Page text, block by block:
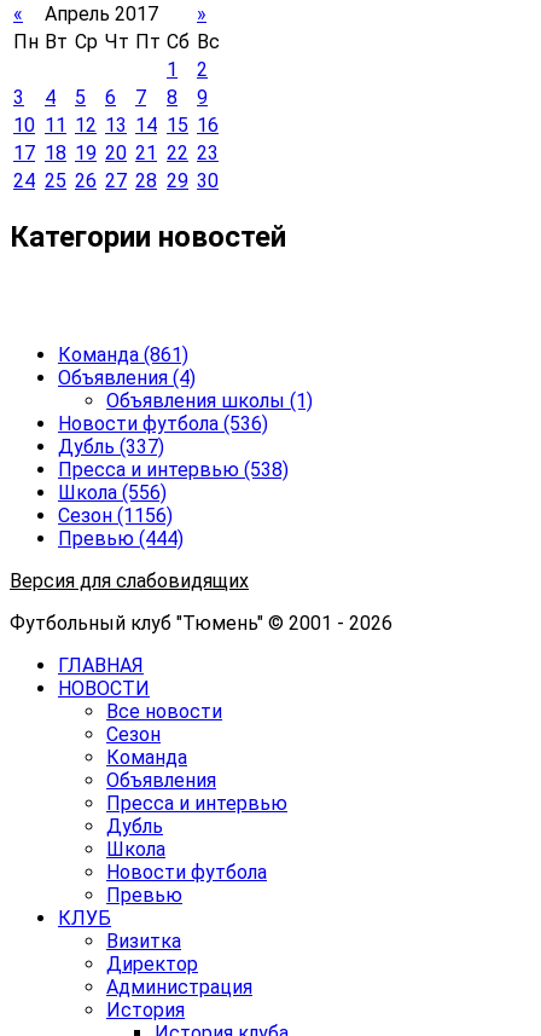
« Апрель 2017
»
Пн Вт Ср Чт Пт Сб Вс
1
2
3
4 5 6 7 8
9
10 11 12 13 14 15 16
17 18 19 20 21 22 23
24 25 26 27 28 29 30
Категории новостей
Команда (861)
Объявления (4)
Объявления школы (1)
Новости футбола (536)
Дубль (337)
Пресса и интервью (538)
Школа (556)
Сезон (1156)
Превью (444)
Версия для слабовидящих
Футбольный клуб "Тюмень" © 2001 - 2026
ГЛАВНАЯ
НОВОСТИ
Все новости
Сезон
Команда
Объявления
Пресса и интервью
Дубль
Школа
Новости футбола
Превью
КЛУБ
Визитка
Директор
Администрация
История